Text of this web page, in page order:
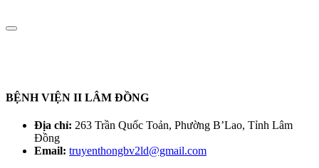
BỆNH VIỆN II LÂM ĐỒNG
Địa chỉ: 263 Trần Quốc Toản, Phường B’Lao, Tỉnh Lâm
Đồng
Email: truyenthongbv2ld@gmail.com